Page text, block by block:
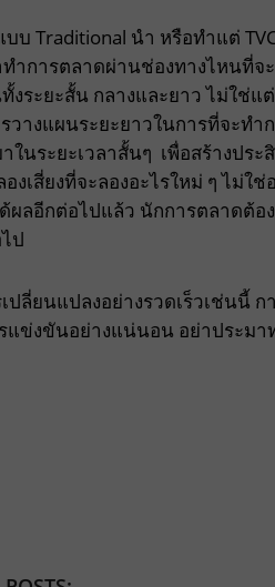
บ Traditional นำ หรือทำแต่
ำการตลาดผ่านช่องทางไหนที่จ
งระยะสั้น กลางและยาว ไม่ใช่แ
วางแผนระยะยาวในการที่จะท
ในระยะเวลาสั้นๆ เพื่อสร้างปร
องเสี่ยงที่จะลองอะไรใหม่ ๆ ไม่
ผลอีกต่อไปแล้ว นักการตลาดต้อ
ป
ปลี่ยนแปลงอย่างรวดเร็วเช่นนี้
แข่งขันอย่างแน่นอน อย่าประม